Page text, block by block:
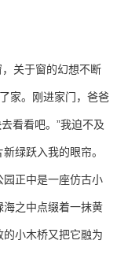
关于窗的幻想不断
家。刚进家门，爸爸
看看吧。”我迫不及
绿跃入我的眼帘。
正中是一座仿古小
之中点缀着一抹黄
小木桥又把它融为